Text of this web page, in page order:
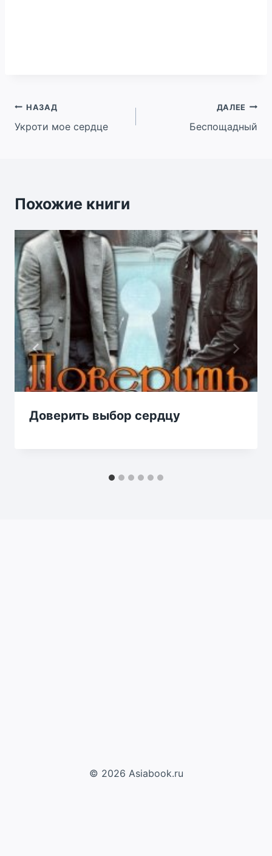
Навигация
по
НАЗАД
Укроти мое сердце
ДАЛЕЕ
Беспощадный
Похожие книги
Доверить выбор сердцу
© 2026 Asiabook.ru